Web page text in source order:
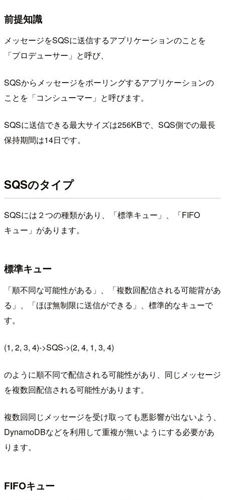
前提知識
メッセージをSQSに送信するアプリケーションのことを
「プロデューサー」と呼び、
SQSからメッセージをポーリングするアプリケーションの
ことを「コンシューマー」と呼びます。
SQSに送信できる最大サイズは256KBで、SQS側での最長
保持期間は14日です。
SQSのタイプ
SQSには２つの種類があり、「標準キュー」、「FIFO
キュー」があります。
標準キュー
「順不同な可能性がある」、「複数回配信される可能背があ
る」、「ほぼ無制限に送信ができる」、標準的なキューで
す。
(1, 2, 3, 4)->SQS->(2, 4, 1, 3, 4)
のように順不同で配信される可能性があり、同じメッセージ
を複数回配信される可能性があります。
複数回同じメッセージを受け取っても悪影響が出ないよう、
DynamoDBなどを利用して重複が無いようにする必要があ
ります。
FIFOキュー